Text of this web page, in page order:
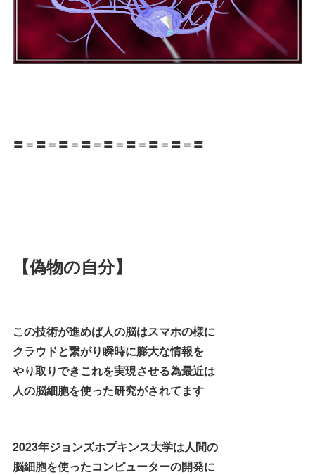
〓＝〓＝〓＝〓＝〓＝〓＝〓＝〓＝〓
【偽物の自分】
この技術が進めば人の脳はスマホの様に
クラウドと繋がり瞬時に膨大な情報を
やり取りできこれを実現させる為最近は
人の脳細胞を使った研究がされてます
2023年ジョンズホプキンス大学は人間の
脳細胞を使ったコンピューターの開発に